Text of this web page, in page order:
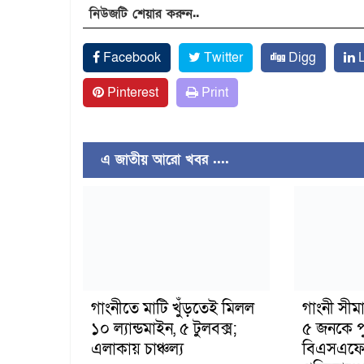
নিউজটি শেয়ার করুন..
Facebook Twitter Digg
Pinterest
Print
এ জাতীয় আরো খবর ....
গাংনীতে মাটি খুঁড়তেই মিলল
১০ ল্যান্ডমাইন, ৫ টুলবক্স;
এলাকায় চাঞ্চল্য
গাংনী
৫ জনকে